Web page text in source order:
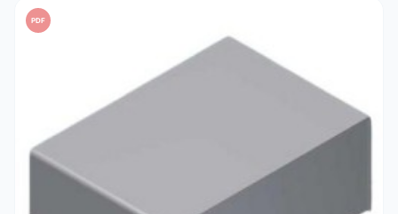
PDF